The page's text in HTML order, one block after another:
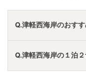
Q.津軽西海岸のおすす
A.「黄金崎不老ふ死
荘」 ・「鯵ケ沢温泉
すめの宿泊先です。
Q.津軽西海岸の１泊